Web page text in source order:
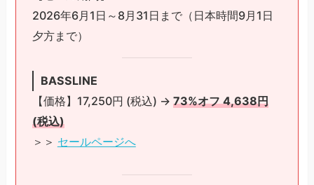
2026年6月1日～8月31日まで（日本時間9月1日
夕方まで）
BASSLINE
【価格】17,250円 (税込) → 73%オフ 4,638円
(税込)
＞＞ セールページへ